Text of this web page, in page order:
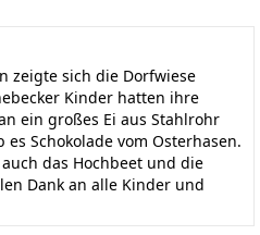
zeigte sich die Dorfwiese
Kinder hatten ihre
ein großes Ei aus Stahlrohr
Schokolade vom Osterhasen.
das Hochbeet und die
Dank an alle Kinder und